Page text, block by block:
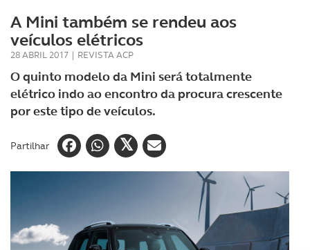
A Mini também se rendeu aos
veículos elétricos
28 ABRIL 2017 | REVISTA ACP
O quinto modelo da Mini será totalmente
elétrico indo ao encontro da procura crescente
por este tipo de veículos.
Partilhar